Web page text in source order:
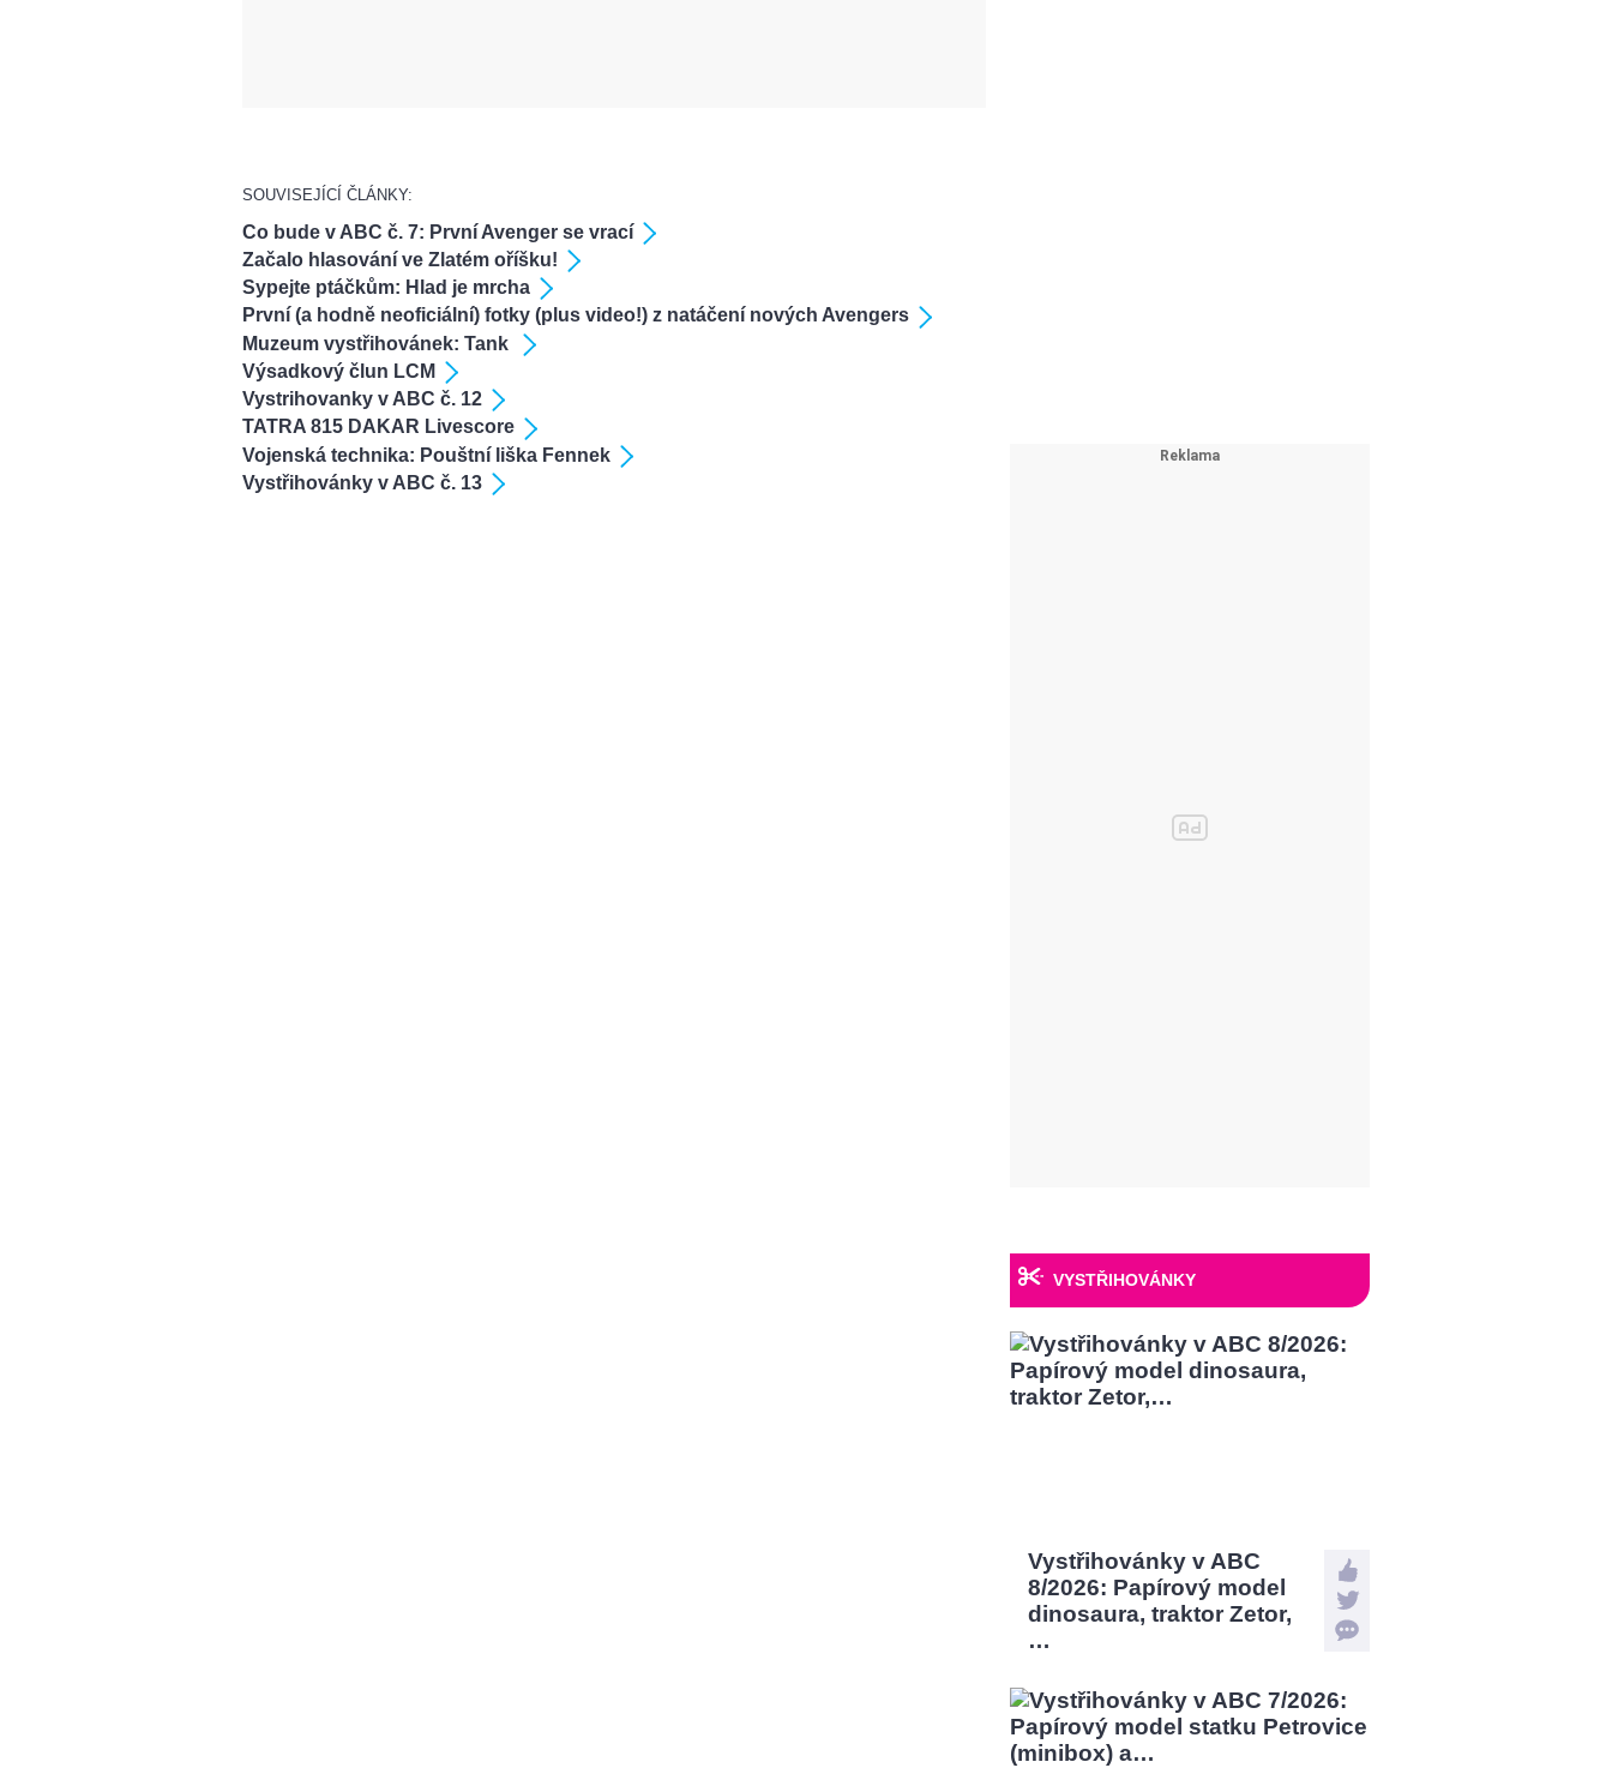
SOUVISEJÍCÍ ČLÁNKY:
Co bude v ABC č. 7: První Avenger se vrací
Začalo hlasování ve Zlatém oříšku!
Sypejte ptáčkům: Hlad je mrcha
První (a hodně neoficiální) fotky (plus video!) z natáčení nových Avengers
Muzeum vystřihovánek: Tank
Výsadkový člun LCM
Vystrihovanky v ABC č. 12
TATRA 815 DAKAR Livescore
Vojenská technika: Pouštní liška Fennek
Vystřihovánky v ABC č. 13
VYSTŘIHOVÁNKY
Vystřihovánky v ABC
8/2026: Papírový model
dinosaura, traktor Zetor,
…